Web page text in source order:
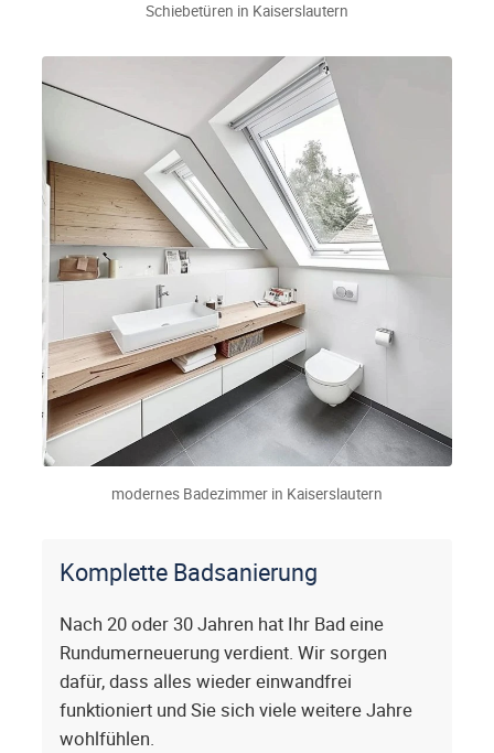
Schiebetüren in Kaiserslautern
modernes Badezimmer in Kaiserslautern
Komplette Badsanierung
Nach 20 oder 30 Jahren hat Ihr Bad eine
Rundumerneuerung verdient. Wir sorgen
dafür, dass alles wieder einwandfrei
funktioniert und Sie sich viele weitere Jahre
wohlfühlen.